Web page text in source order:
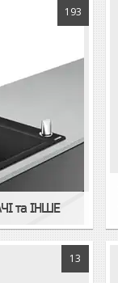
193
та ІНШЕ
13